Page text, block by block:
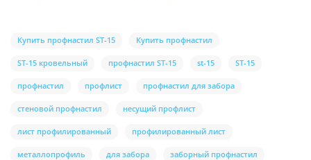
Купить профнастил ST-15 Купить профнастил
ST-15 кровельный профнастил ST-15 st-15 ST-15
профнастил профлист профнастил для забора
стеновой профнастил несущий профлист
лист профилированный профилированный лист
металлопрофиль для забора заборный профнастил